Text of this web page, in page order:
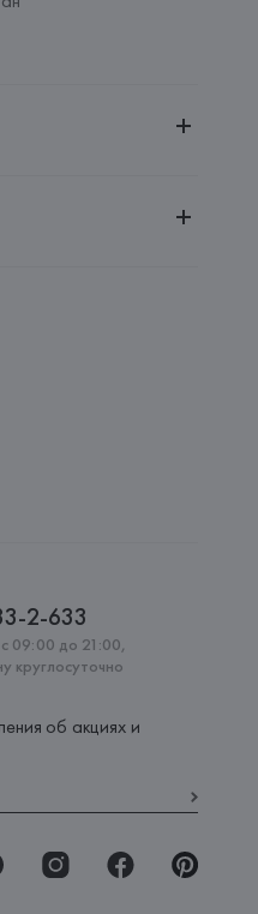
помещение 2-27
2-633
09:00 до 21:00,
круглосуточно
об акциях и